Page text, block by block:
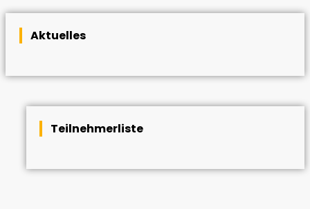
Aktuelles
Teilnehmerliste